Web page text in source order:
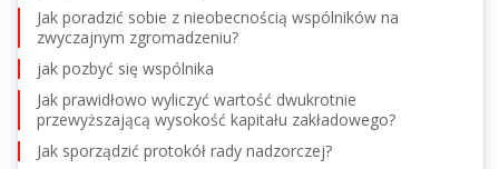
Jak poradzić sobie z nieobecnością wspólników na
zwyczajnym zgromadzeniu?
jak pozbyć się wspólnika
Jak prawidłowo wyliczyć wartość dwukrotnie
przewyższającą wysokość kapitału zakładowego?
Jak sporządzić protokół rady nadzorczej?